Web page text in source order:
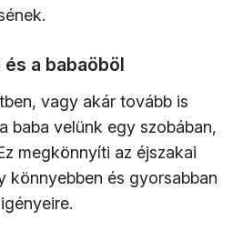
a babaöböl
vagy akár tovább is
baba velünk egy szobában,
megkönnyíti az éjszakai
könnyebben és gyorsabban